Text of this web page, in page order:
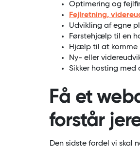
Optimering og
Fejlretning,
Udvikling af egne
Førstehjælp til en
Hjælp til at komme
Ny- eller
Sikker hosting
Få et
forstår
Den sidste fordel vi